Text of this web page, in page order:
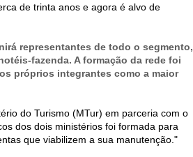
de trinta anos e agora é alvo de
representantes de todo o segmento,
fazenda. A formação da rede foi
próprios integrantes como a maior
do Turismo (MTur) em parceria com o
dos dois ministérios foi formada para
que viabilizem a sua manutenção."